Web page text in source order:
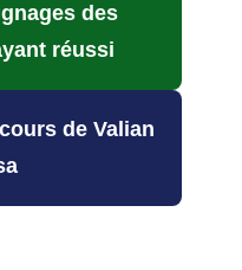
des
réussi
de Valian